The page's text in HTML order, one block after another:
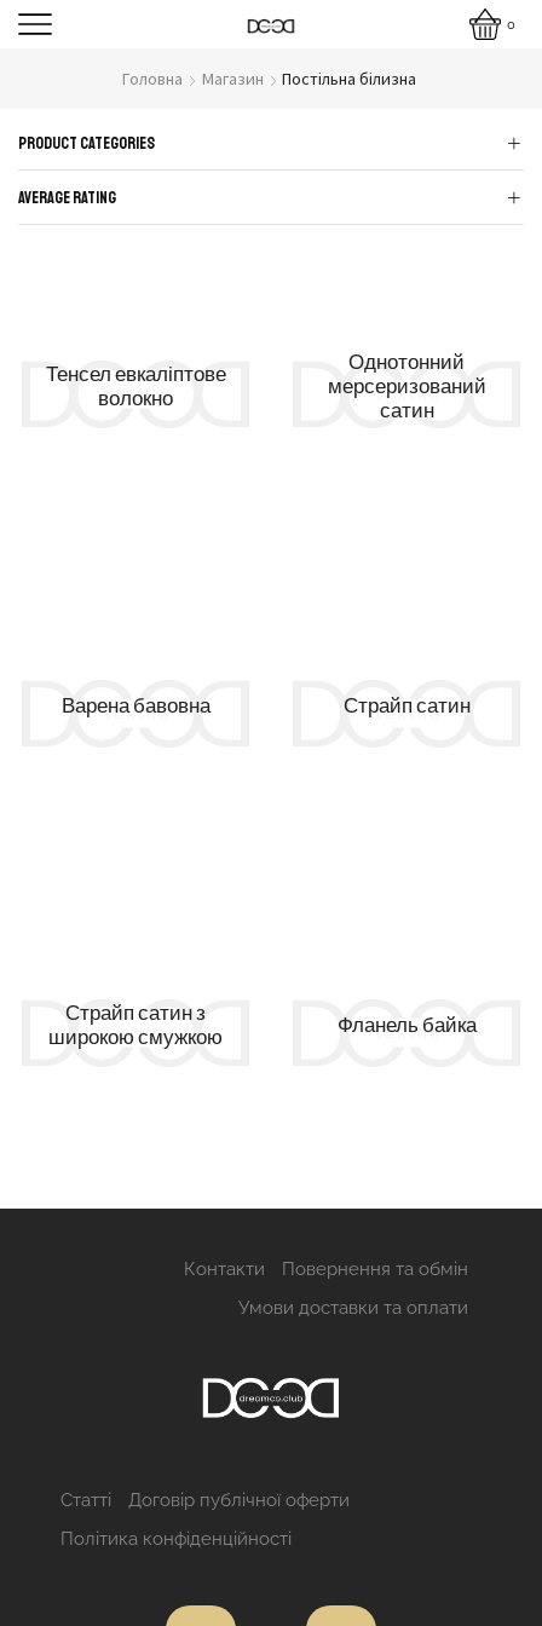
0
Головна Магазин Постільна білизна
Product Categories
Average rating
Тенсел евкаліптове
волокно
Однотонний
мерсеризований
сатин
Варена бавовна Страйп сатин
Страйп сатин з
широкою смужкою
Фланель байка
Контакти
Повернення та обмін
Умови доставки та оплати
Статті
Договір публічної оферти
Політика конфіденційності